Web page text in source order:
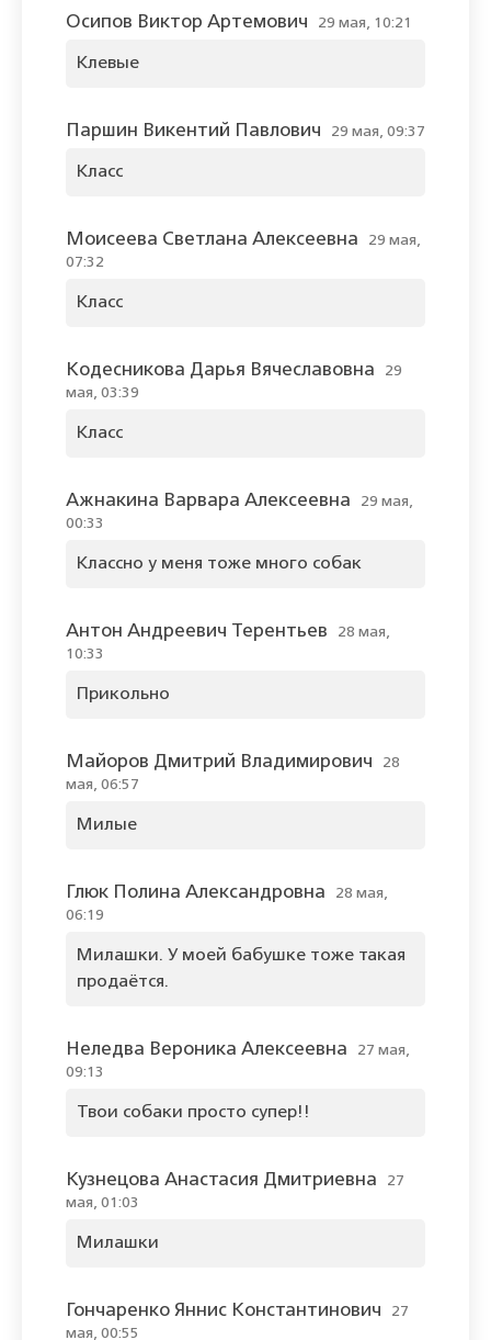
Осипов Виктор Артемович 29 мая, 10:21
Клевые
Паршин Викентий Павлович 29 мая, 09:37
Класс
Моисеева Светлана Алексеевна
29 мая,
07:32
Класс
Кодесникова Дарья Вячеславовна
29
мая, 03:39
Класс
Ажнакина Варвара Алексеевна
29 мая,
00:33
Классно у меня тоже много собак
Антон Андреевич Терентьев
28 мая,
10:33
Прикольно
Майоров Дмитрий Владимирович
28
мая, 06:57
Милые
Глюк Полина Александровна
28 мая,
06:19
Милашки. У моей бабушке тоже такая
продаётся.
Неледва Вероника Алексеевна
27 мая,
09:13
Твои собаки просто супер!!
Кузнецова Анастасия Дмитриевна
27
мая, 01:03
Милашки
Гончаренко Яннис Константинович
27
мая, 00:55